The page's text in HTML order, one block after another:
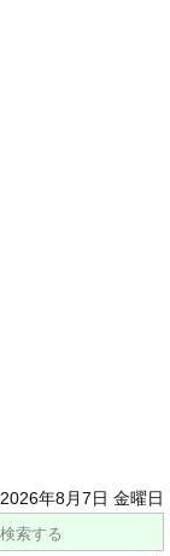
2026年8月7日 金曜日